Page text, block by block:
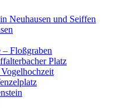
Neuhausen und Seiffen
Floßgraben
Platz